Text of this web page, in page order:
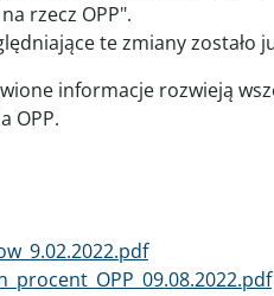
rzecz OPP".
te zmiany zostało
informacje rozwieją
OPP.